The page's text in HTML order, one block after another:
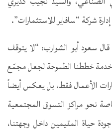
شركة “سافاير للاستثمارات”.
سعود أبو الشوارب: “لا يتوقف
خدمة خططنا الطموحة لجعل مجمّع
الأعمال فقط، بل يعكس أيضاً
نحو مراكز التسوق المجتمعية
حياة المقيمين داخل وجهتنا،